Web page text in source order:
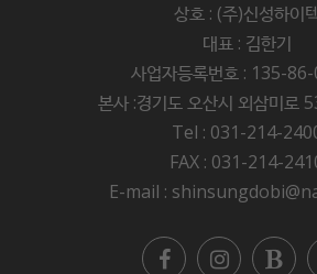
상호 : (주)신성하이
대표 : 김한기
사업자등록번호 : 135-
본사 :경기도 오산시 외삼미로
Tel : 031-214-
FAX : 031-214-
E-mail :